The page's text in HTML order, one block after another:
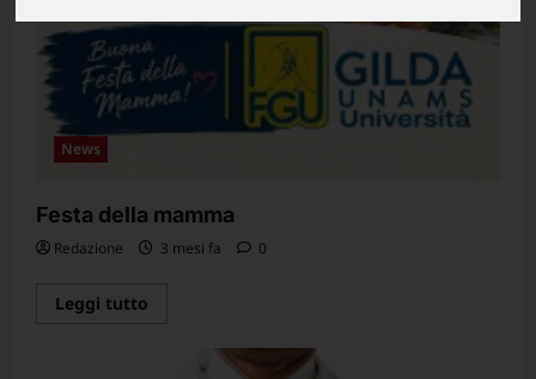
News
Festa della mamma
Redazione 3 mesi fa 0
Leggi tutto